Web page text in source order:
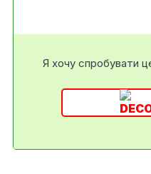
Я хочу спробувати